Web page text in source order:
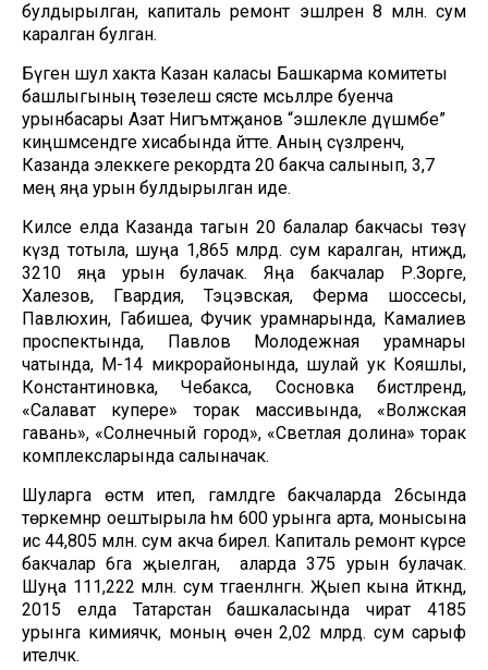
булдырылган, капиталь ремонт эшләренә 8 млн. сум
каралган булган.
Бүген шул хакта Казан каласы Башкарма комитеты
башлыгының төзелеш сәясәте мәсьәләләре буенча
урынбасары Азат Нигъмәтҗанов “эшлекле дүшәмбе”
киңәшмәсендәге хисабында әйтте. Аның сүзләренчә,
Казанда элеккеге рекордта 20 бакча салынып, 3,7
мең яңа урын булдырылган иде.
Киләсе елда Казанда тагын 20 балалар бакчасы төзү
күздә тотыла, шуңа 1,865 млрд. сум каралган, нәтиҗәдә,
3210 яңа урын булачак. Яңа бакчалар Р.Зорге,
Халезов, Гвардия, Тэцэвская, Ферма шоссесы,
Павлюхин, Габишеа, Фучик урамнарында, Камалиев
проспектында, Павлов Молодежная урамнары
чатында, М-14 микрорайонында, шулай ук Кояшлы,
Константиновка, Чебакса, Сосновка бистәләрендә,
«Салават купере» торак массивында, «Волжская
гавань», «Солнечный город», «Светлая долина» торак
комплексларында салыначак.
Шуларга өстәмә итеп, гамәлдәге бакчаларда 26сында
төркемнәр оештырыла һәм 600 урынга арта, монысына
исә 44,805 млн. сум акча бирелә. Капиталь ремонт күрәсе
бакчалар 6га җыелган, ә аларда 375 урын булачак.
Шуңа 111,222 млн. сум тәгаенләнгән. Җыеп кына әйткәндә,
2015 елда Татарстан башкаласында чират 4185
урынга кимиячәк, моның өчен 2,02 млрд. сум сарыф
ителәчәк.